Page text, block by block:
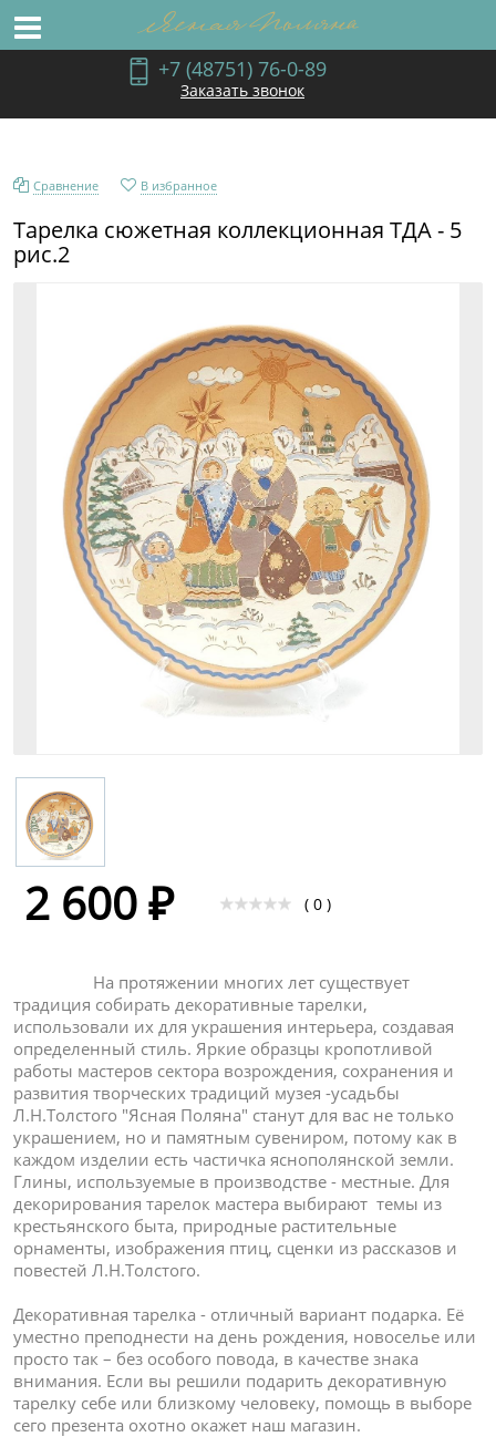
+7 (48751) 76-0-89
Заказать звонок
Сравнение В избранное
Тарелка сюжетная коллекционная ТДА - 5
рис.2
2 600 ₽ ( 0 )
На протяжении многих лет существует
традиция собирать декоративные тарелки,
использовали их для украшения интерьера, создавая
определенный стиль. Яркие образцы кропотливой
работы мастеров сектора возрождения, сохранения и
развития творческих традиций музея -усадьбы
Л.Н.Толстого "Ясная Поляна" станут для вас не только
украшением, но и памятным сувениром, потому как в
каждом изделии есть частичка яснополянской земли.
Глины, используемые в производстве - местные. Для
декорирования тарелок мастера выбирают темы из
крестьянского быта, природные растительные
орнаменты, изображения птиц, сценки из рассказов и
повестей Л.Н.Толстого.
Декоративная тарелка - отличный вариант подарка. Её
уместно преподнести на день рождения, новоселье или
просто так – без особого повода, в качестве знака
внимания. Если вы решили подарить декоративную
тарелку себе или близкому человеку, помощь в выборе
сего презента охотно окажет наш магазин.